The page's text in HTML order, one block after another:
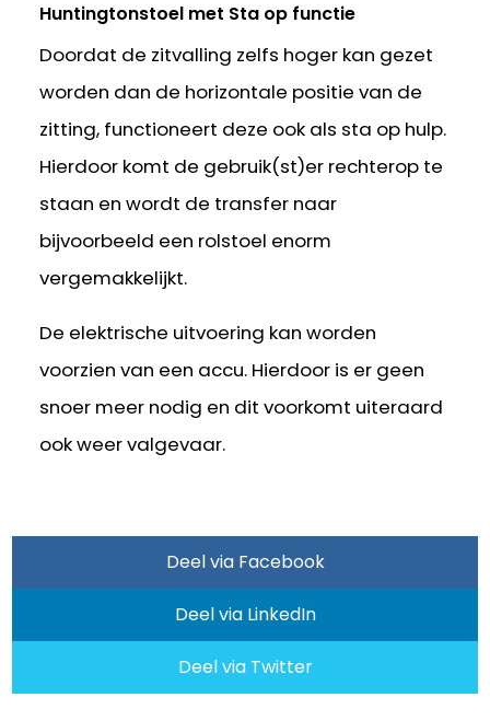
Huntingtonstoel met Sta op functie
Doordat de zitvalling zelfs hoger kan gezet
worden dan de horizontale positie van de
zitting, functioneert deze ook als sta op hulp.
Hierdoor komt de gebruik(st)er rechterop te
staan en wordt de transfer naar
bijvoorbeeld een rolstoel enorm
vergemakkelijkt.
De elektrische uitvoering kan worden
voorzien van een accu. Hierdoor is er geen
snoer meer nodig en dit voorkomt uiteraard
ook weer valgevaar.
Deel via Facebook
Deel via LinkedIn
Deel via Twitter